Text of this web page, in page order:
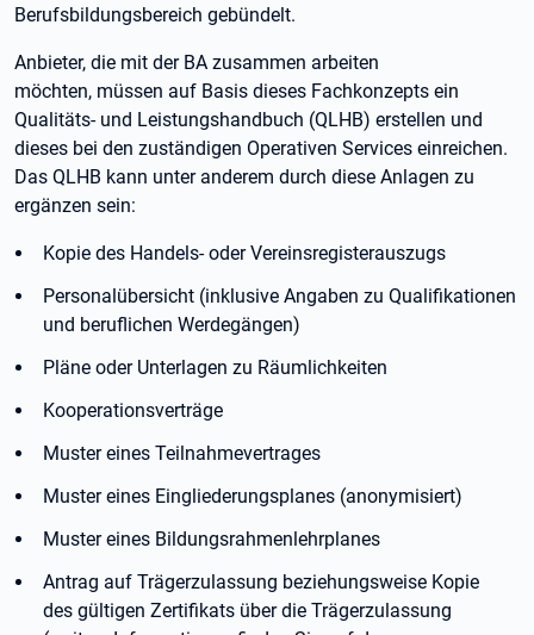
Berufsbildungsbereich gebündelt.
Anbieter, die mit der BA zusammen arbeiten
möchten, müssen auf Basis dieses Fachkonzepts ein
Qualitäts- und Leistungshandbuch (QLHB) erstellen und
dieses bei den zuständigen Operativen Services einreichen.
Das QLHB kann unter anderem durch diese Anlagen zu
ergänzen sein:
Kopie des Handels- oder Vereinsregisterauszugs
Personalübersicht (inklusive Angaben zu Qualifikationen
und beruflichen Werdegängen)
Pläne oder Unterlagen zu Räumlichkeiten
Kooperationsverträge
Muster eines Teilnahmevertrages
Muster eines Eingliederungsplanes (anonymisiert)
Muster eines Bildungsrahmenlehrplanes
Antrag auf Trägerzulassung beziehungsweise Kopie
des gültigen Zertifikats über die Trägerzulassung